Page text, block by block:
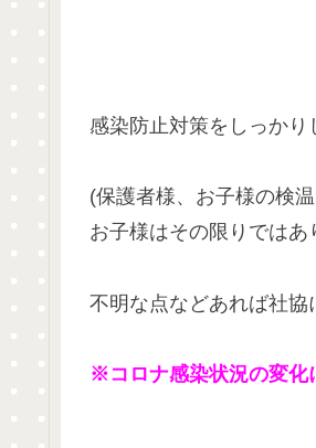
感染防止対策をしっか
(保護者様、お子様の検
お子様はその限りではあ
不明な点などあれば社協
※コロナ感染状況の変化